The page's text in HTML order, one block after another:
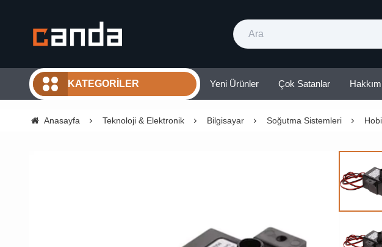
KATEGORILER Yeni Ürünler Çok Satanlar
Anasayfa Teknoloji & Elektronik Bilgisayar Soğutma Sistemleri Hobi